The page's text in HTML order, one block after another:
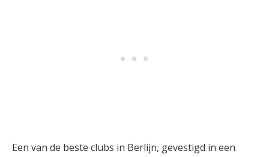
Een van de beste clubs in Berlijn, gevestigd in een